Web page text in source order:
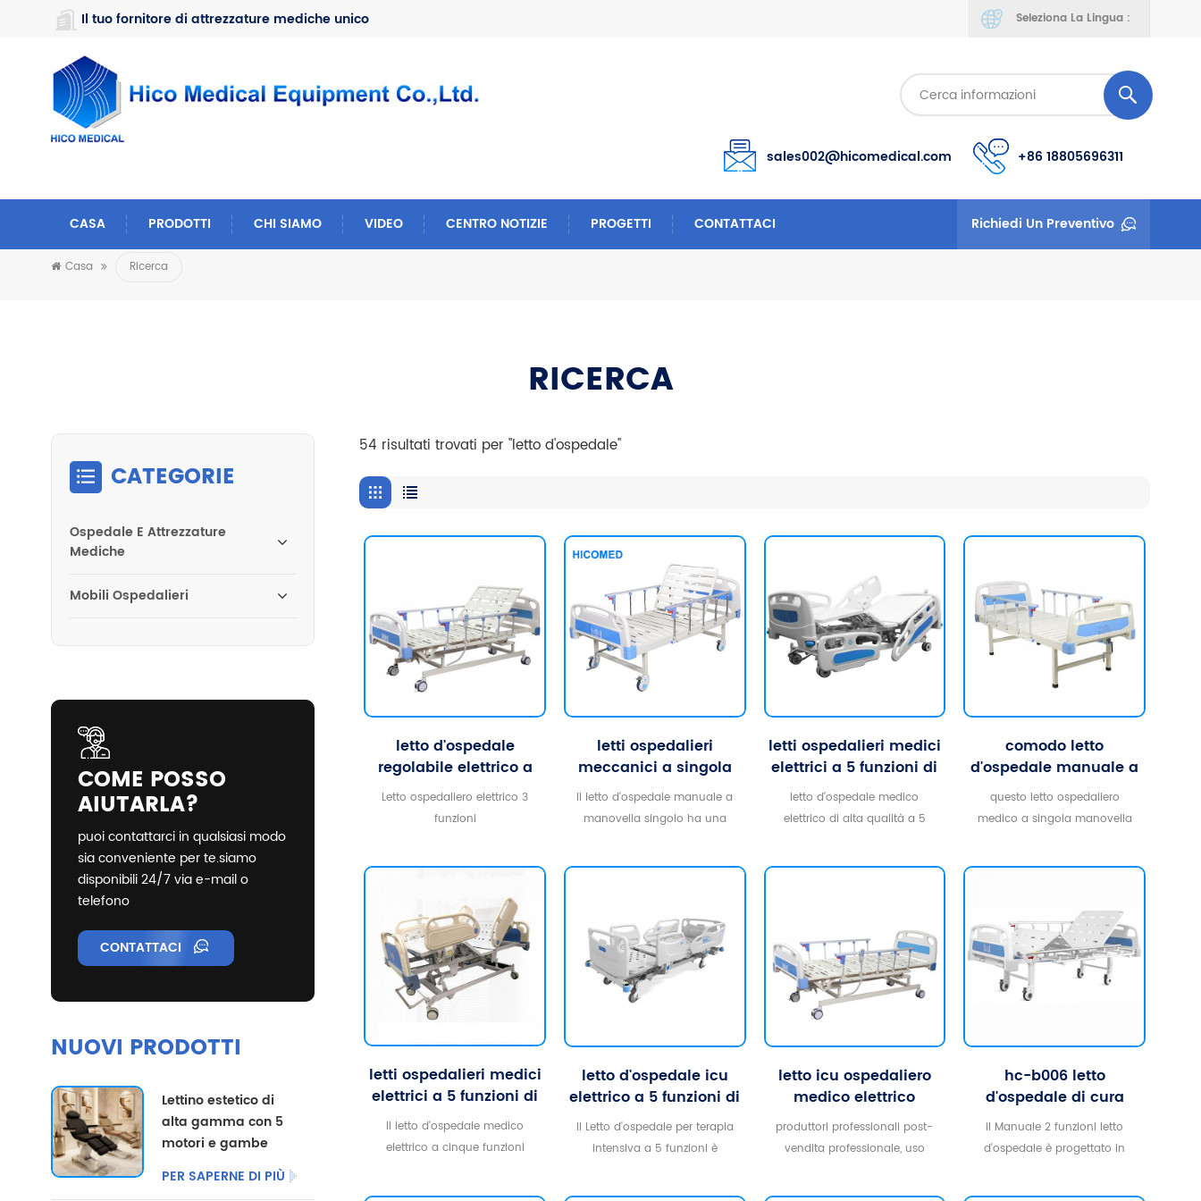
https://www.microsoft.com/en-us/microsoft-teams/log-in
Il tuo fornitore di attrezzature mediche unico Seleziona La Lingua :
sales002@hicomedical.com +86 18805696311
CASA PRODOTTI CHI SIAMO VIDEO CENTRO NOTIZIE PROGETTI CONTATTACI Richiedi Un Preventivo
Casa Ricerca
RICERCA
54 risultati trovati per "letto d'ospedale"
letto d'ospedale
regolabile elettrico a
tre funzioni a basso
prezzo
Letto ospedaliero elettrico 3
funzioni
letti ospedalieri
meccanici a singola
manovella per uso
medico
il letto d'ospedale manuale a
manovella singolo ha una
stabile e durevole
letti ospedalieri medici
elettrici a 5 funzioni di
vendita calda
letto d'ospedale medico
elettrico di alta qualità a 5
comodo letto
d'ospedale manuale a
manovella singolo per
paziente
questo letto ospedaliero
medico a singola manovella
regolabili a manovella
manuale, ha le prestazioni di
costo più elevate
letti ospedalieri medici
elettrici a 5 funzioni di
vendita calda
il letto d'ospedale medico
elettrico a cinque funzioni
letto d'ospedale icu
elettrico a 5 funzioni di
alta qualità per
apparecchiature
il Letto d'ospedale per terapia
intensiva a 5 funzioni è
con un aspetto elegante, facile
letto icu ospedaliero
medico elettrico
multifunzionale
produttori professionali post-
vendita professionale, uso
hc-b006 letto
d'ospedale di cura
manuale in metallo a
2 manovelle 2 funzioni
il Manuale 2 funzioni letto
d'ospedale è progettato in
aspetto elegante, facile da
CATEGORIE
Ospedale E Attrezzature
Mediche
Mobili Ospedalieri
COME POSSO
AIUTARLA?
puoi contattarci in qualsiasi modo
sia conveniente per te.siamo
disponibili 24/7 via e-mail o
telefono
CONTATTACI
NUOVI PRODOTTI
Lettino estetico di
alta gamma con 5
motori e gambe
divise, disponibile
con opzioni di
PER SAPERNE DI PIÙ